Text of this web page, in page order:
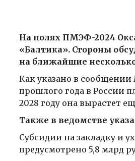
На полях ПМЭФ-2024
«Балтика». Стороны
на ближайшие
Как указано в сообщении
прошлого года в России
2028 году она вырастет
Также в ведомстве
Субсидии на закладку и
предусмотрено 5,8 млрд